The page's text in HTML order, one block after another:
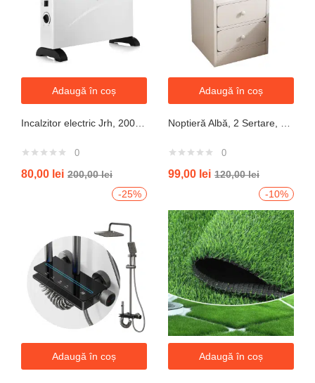
Adaugă în coș
0
80,00 lei 200,00lei
Adaugă în coș
0
99,00 lei 120,00lei
-25%
Adaugă în coș
-10%
Adaugă în coș